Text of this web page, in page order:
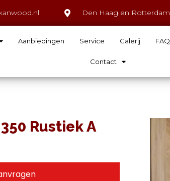
Den Haag en Rotterdam
Aanbiedingen Service Galerij FAQ
Contact
Rustiek A